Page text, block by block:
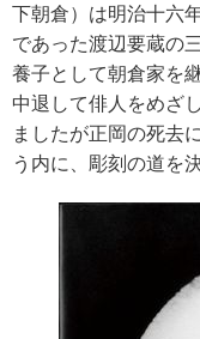
下朝倉）は明治十六
であった渡辺要蔵の
養子として朝倉家を
中退して俳人をめざ
ましたが正岡の死去
う内に、彫刻の道を